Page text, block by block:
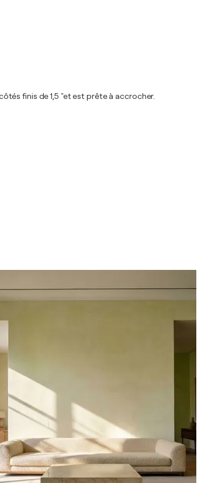
finis de 1,5 "et est prête à accrocher.